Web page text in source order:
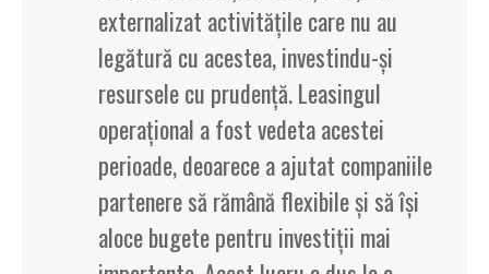
externalizat activitățile care nu au
legătură cu acestea, investindu-și
resursele cu prudență. Leasingul
operațional a fost vedeta acestei
perioade, deoarece a ajutat companiile
partenere să rămână flexibile și să își
aloce bugete pentru investiții mai